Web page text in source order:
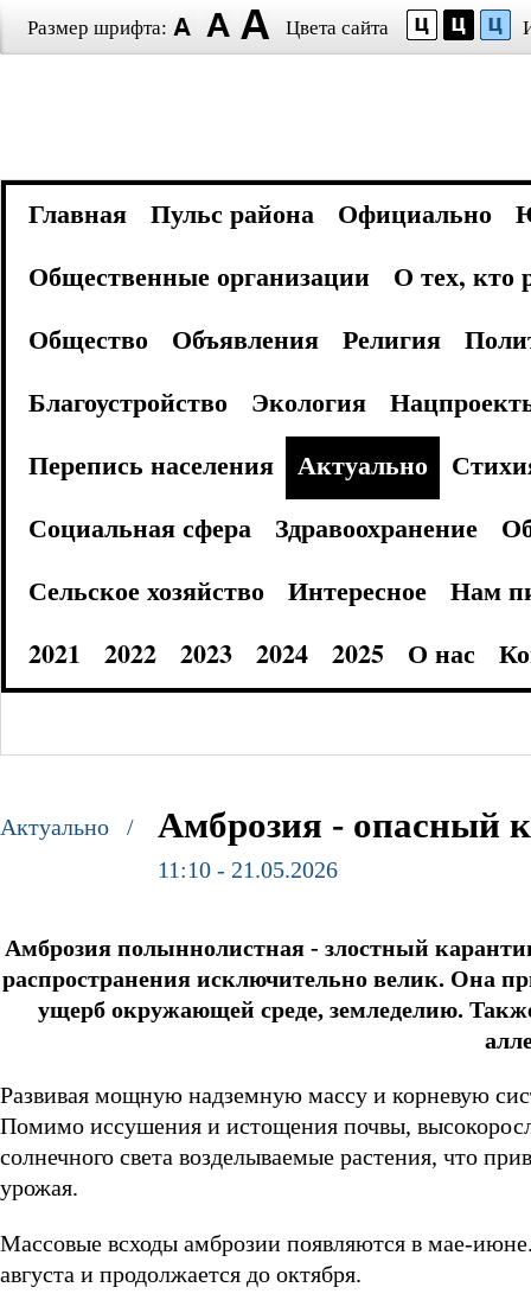
Размер шрифта: Цвета сайта
Главная Пульс района Официально
Общественные организации
О тех, кто
Общество
Объявления Религия
Благоустройство
Экология
Перепись населения
Актуально
Социальная сфера
Здравоохранение
Сельское хозяйство
Интересное
Нам
2021
2022 2023 2024 2025 О нас
Актуально / Амброзия - опасный
11:10 - 21.05.2026
Амброзия полыннолистная - злостный
распространения исключительно велик. Она
ущерб окружающей среде, земледелию.
Развивая мощную надземную массу и корневую
Помимо иссушения и истощения почвы,
солнечного света возделываемые растения, что
урожая.
Массовые всходы амброзии появляются в мае-
августа и продолжается до октября.